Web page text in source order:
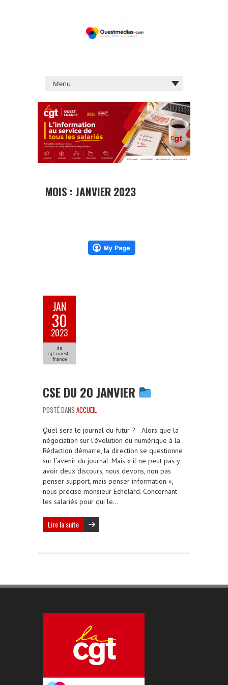
MOIS : JANVIER 2023
JAN
30
2023
de
cgt-ouest-
france
CSE DU 20 JANVIER
POSTÉ DANS ACCUEIL
Quel sera le journal du futur ? Alors que la
négociation sur l’évolution du numérique à la
Rédaction démarre, la direction se questionne
sur l’avenir du journal. Mais « il ne peut pas y
avoir deux discours, nous devons, non pas
penser support, mais penser information »,
nous précise monsieur Échelard. Concernant
les salariés pour qui le…
Lire la suite